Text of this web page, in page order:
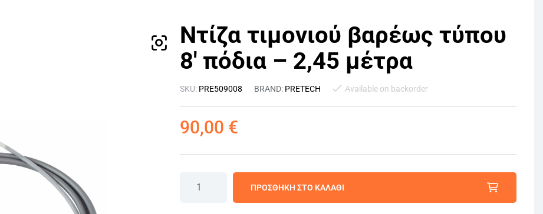
Ντίζα τιμονιού βαρέως τύπου
8′ πόδια – 2,45 μέτρα
SKU: PRE509008 BRAND: PRETECH Available on backorder
90,00 €
ΠΡΟΣΘΉΚΗ ΣΤΟ ΚΑΛΆΘΙ